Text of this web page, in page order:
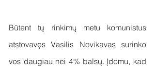
Būtent tų rinkimų metu komunistus
atstovavęs Vasilis Novikavas surinko
vos daugiau nei 4% balsų. Įdomu, kad